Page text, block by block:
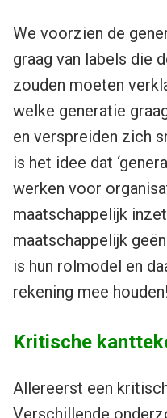
We voorzien de
graag van labels die
zouden moeten
welke generatie
en verspreiden zich
is het idee dat
werken voor
maatschappelijk
maatschappelijk
is hun rolmodel en
rekening mee houden!
Kritische
Allereerst een